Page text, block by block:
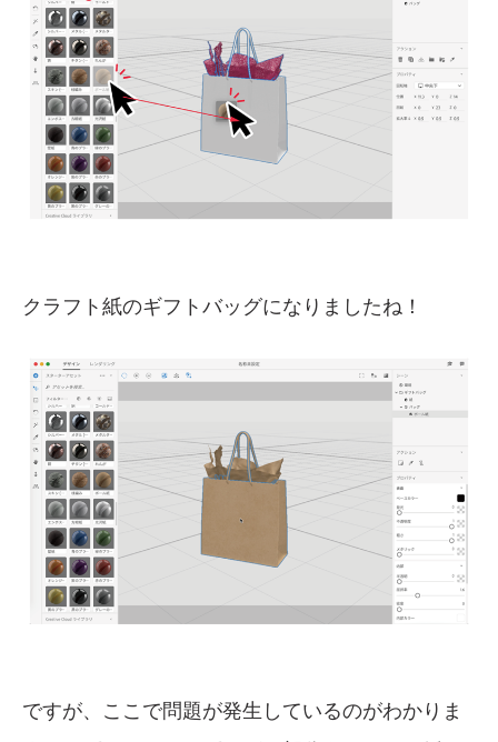
クラフト紙のギフトバッグになりましたね！
ですが、ここで問題が発生しているのがわかりま